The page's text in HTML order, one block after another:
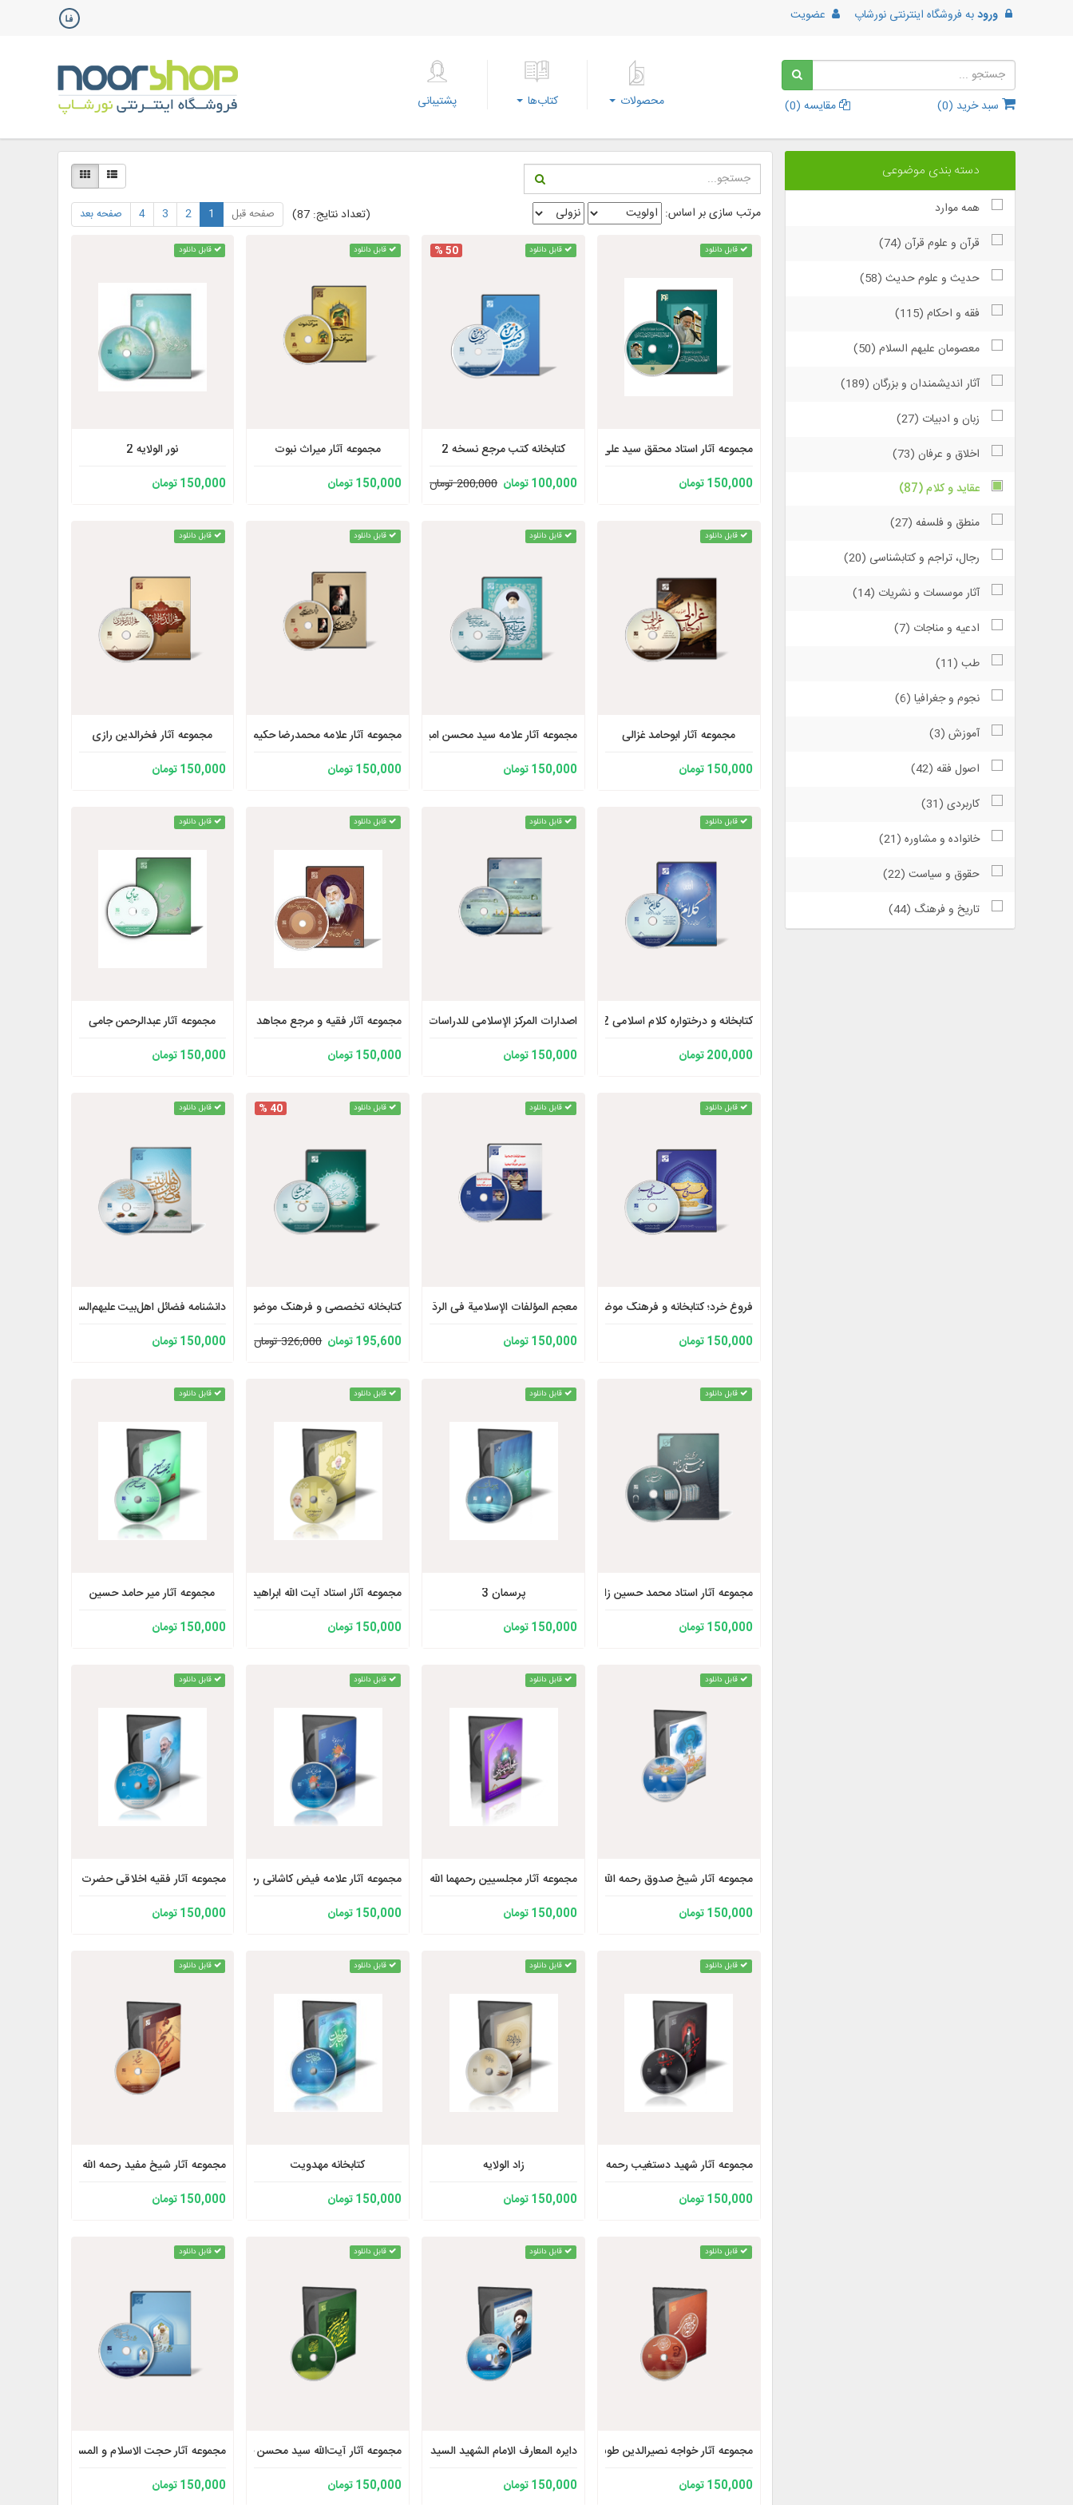
ورودبه فروشگاه اینترنتی نورشاپ عضویت
سبد خرید (0
) مقایسه (0
) محصولات کتاب‌ها پشتیبانی
دسته بندی موضوعی
همه موارد
قرآن و علوم قرآن (74)
حدیث و علوم حدیث (58)
فقه و احکام (115)
معصومان علیهم السلام (50)
آثار اندیشمندان و بزرگان (189)
زبان و ادبیات (27)
اخلاق و عرفان (73)
عقاید و كلام (87)
منطق و فلسفه (27)
رجال، تراجم و کتابشناسی (20)
آثار موسسات و نشریات (14)
ادعیه و مناجات (7)
طب (11)
نجوم و جغرافیا (6)
آموزش (3)
اصول فقه (42)
کاربردی (31)
خانواده و مشاوره (21)
حقوق و سیاست (22)
تاریخ و فرهنگ (44)
مرتب سازی بر اساس: (تعداد نتایج: 87) صفحه قبل 1
2
3
4 صفحه بعد
قابل دانلود
مجموعه آثار استاد محقق سید علی شهرستانی
150,000 تومان
50 % قابل دانلود
کتابخانه کتب مرجع نسخه 2
100,000 تومان
200,000 تومان
قابل دانلود
مجموعه آثار میراث نبوت
150,000 تومان
قابل دانلود
نور الولایه 2
150,000 تومان
قابل دانلود
مجموعه آثار ابوحامد غزالی
150,000 تومان
قابل دانلود
مجموعه آثار علامه سید محسن امین عاملی
150,000 تومان
قابل دانلود
مجموعه آثار علامه محمدرضا حکیمی
150,000 تومان
قابل دانلود
مجموعه آثار فخرالدین رازی
150,000 تومان
قابل دانلود
کتابخانه و درختواره کلام اسلامی 2
200,000 تومان
قابل دانلود
اصدارات المرکز الإسلامی للدراسات الإستراتیجیة
150,000 تومان
قابل دانلود
مجموعه آثار فقیه و مرجع مجاهد آیت الله العظمی حاج سید عبدالله شیرازی (رحمه الله)
150,000 تومان
قابل دانلود
مجموعه آثار عبدالرحمن جامی
150,000 تومان
قابل دانلود
فروغ خرد؛ کتابخانه و فرهنگ موضوعی کتب فلسفی فارسی
150,000 تومان
قابل دانلود
معجم المؤلفات الإسلامیة فی الردّ علی الفرقة الوهابیة
150,000 تومان
40 % قابل دانلود
کتابخانه تخصصی و فرهنگ موضوعی حکمت مشاء
195,600 تومان
326,000 تومان
قابل دانلود
دانشنامه فضائل اهل‌بیت علیهم‌السلام در منابع
150,000 تومان
قابل دانلود
مجموعه آثار استاد محمد حسین زاده
150,000 تومان
قابل دانلود
پرسمان 3
150,000 تومان
قابل دانلود
مجموعه آثار استاد آیت الله ابراهیم امینی رحمه الله (آثار منتشر شده موسسه بوستان کتاب)
150,000 تومان
قابل دانلود
مجموعه آثار میر حامد حسین
150,000 تومان
قابل دانلود
مجموعه آثار شیخ صدوق رحمه الله
150,000 تومان
قابل دانلود
مجموعه آثار مجلسیین رحمهما الله
150,000 تومان
قابل دانلود
مجموعه آثار علامه فیض کاشانی رحمه الله
150,000 تومان
قابل دانلود
مجموعه آثار فقیه اخلاقی حضرت آیت الله احمدی
150,000 تومان
قابل دانلود
مجموعه آثار شهید دستغیب رحمه الله
150,000 تومان
قابل دانلود
زاد الولایه
150,000 تومان
قابل دانلود
کتابخانه مهدویت
150,000 تومان
قابل دانلود
مجموعه آثار شیخ مفید رحمه الله 2
150,000 تومان
قابل دانلود
مجموعه آثار خواجه نصیرالدین طوسی رحمه الله 2
150,000 تومان
قابل دانلود
دایره المعارف الامام الشهید السید محمد باقر الصدر قدس سره الاصدار الثانی
150,000 تومان
قابل دانلود
مجموعه آثار آیت‌الله سید محسن خرازی حفظه الله
150,000 تومان
قابل دانلود
مجموعه آثار حجت الاسلام و المسلمین قرائتی
150,000 تومان